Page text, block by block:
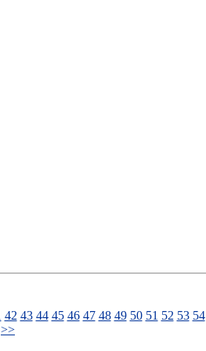
42 43 44 45 46 47 48 49 50 51 52 53 54
>>